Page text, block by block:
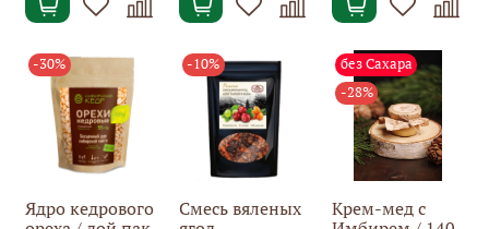
-30%
Ядро кедрового
-10%
Смесь вяленых
без Сахара
-28%
Крем-мед с